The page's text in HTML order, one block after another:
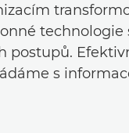
technologie
postupů.
s